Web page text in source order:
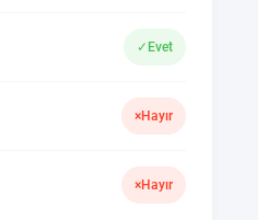
✓ Evet
×Hayır
×Hayır